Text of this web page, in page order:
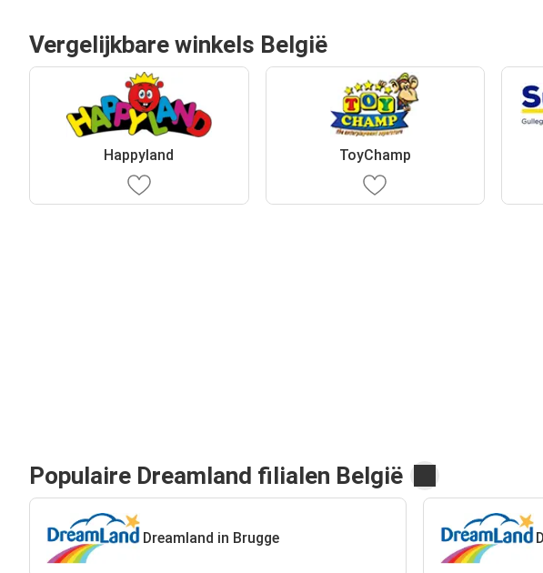
Vergelijkbare winkels België
Happyland ToyChamp
Populaire Dreamland filialen België
Dreamland in Brugge